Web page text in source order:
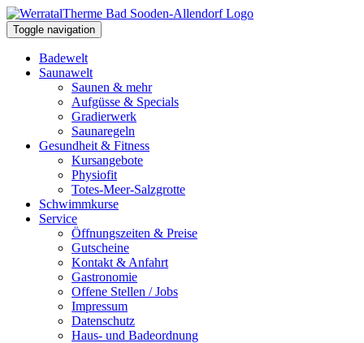
Toggle navigation
Badewelt
Saunawelt
Saunen & mehr
Aufgüsse & Specials
Gradierwerk
Saunaregeln
Gesundheit & Fitness
Kursangebote
Physiofit
Totes-Meer-Salzgrotte
Schwimmkurse
Service
Öffnungszeiten & Preise
Gutscheine
Kontakt & Anfahrt
Gastronomie
Offene Stellen / Jobs
Impressum
Datenschutz
Haus- und Badeordnung